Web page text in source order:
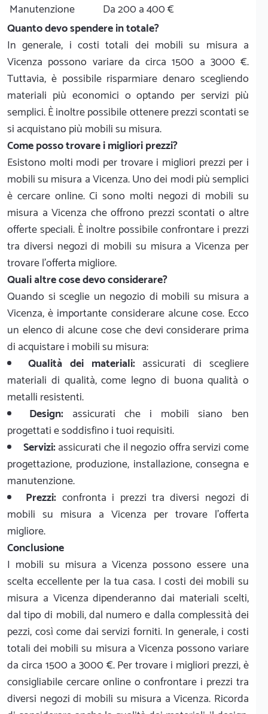
Manutenzione
Da 200 a 400 €
Quanto devo spendere in totale?
In generale, i costi totali dei mobili su misura a
Vicenza possono variare da circa 1500 a 3000 €.
Tuttavia, è possibile risparmiare denaro scegliendo
materiali più economici o optando per servizi più
semplici. È inoltre possibile ottenere prezzi scontati se
si acquistano più mobili su misura.
Come posso trovare i migliori prezzi?
Esistono molti modi per trovare i migliori prezzi per i
mobili su misura a Vicenza. Uno dei modi più semplici
è cercare online. Ci sono molti negozi di mobili su
misura a Vicenza che offrono prezzi scontati o altre
offerte speciali. È inoltre possibile confrontare i prezzi
tra diversi negozi di mobili su misura a Vicenza per
trovare l'offerta migliore.
Quali altre cose devo considerare?
Quando si sceglie un negozio di mobili su misura a
Vicenza, è importante considerare alcune cose. Ecco
un elenco di alcune cose che devi considerare prima
di acquistare i mobili su misura:
Qualità dei materiali:assicurati di scegliere
materiali di qualità, come legno di buona qualità o
metalli resistenti.
Design: assicurati che i mobili siano ben
progettati e soddisfino i tuoi requisiti.
Servizi:assicurati che il negozio offra servizi come
progettazione, produzione, installazione, consegna e
manutenzione.
Prezzi: confronta i prezzi tra diversi negozi di
mobili su misura a Vicenza per trovare l'offerta
migliore.
Conclusione
I mobili su misura a Vicenza possono essere una
scelta eccellente per la tua casa. I costi dei mobili su
misura a Vicenza dipenderanno dai materiali scelti,
dal tipo di mobili, dal numero e dalla complessità dei
pezzi, così come dai servizi forniti. In generale, i costi
totali dei mobili su misura a Vicenza possono variare
da circa 1500 a 3000 €. Per trovare i migliori prezzi, è
consigliabile cercare online o confrontare i prezzi tra
diversi negozi di mobili su misura a Vicenza. Ricorda